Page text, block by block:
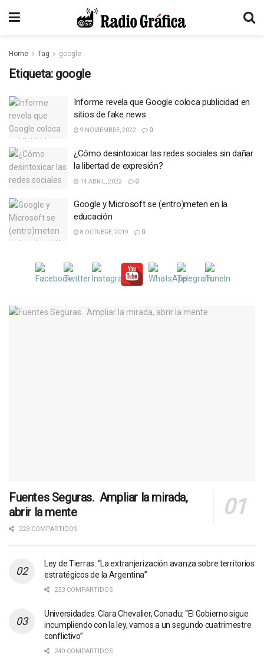
Home Tag google
Etiqueta: google
Informe revela que Google coloca publicidad en
sitios de fake news
9 NOVIEMBRE, 2022 0
¿Cómo desintoxicar las redes sociales sin dañar
la libertad de expresión?
14 ABRIL, 2022 0
Google y Microsoft se (entro)meten en la
educación
8 OCTUBRE, 2019 0
Fuentes Seguras. Ampliar la mirada,
abrir la mente
223 COMPARTIDOS
Ley de Tierras: “La extranjerización avanza sobre territorios
estratégicos de la Argentina”
233 COMPARTIDOS
Universidades. Clara Chevalier, Conadu: “El Gobierno sigue
incumpliendo con la ley, vamos a un segundo cuatrimestre
conflictivo”
240 COMPARTIDOS